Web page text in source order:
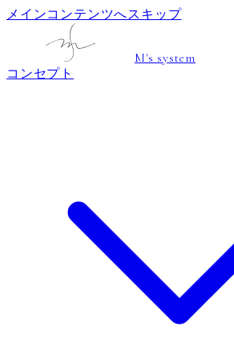
メインコンテンツへスキップ
M's system
コンセプト